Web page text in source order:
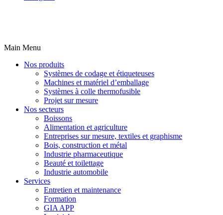
Main Menu
Nos produits
Systèmes de codage et étiqueteuses
Machines et matériel d’emballage
Systèmes à colle thermofusible
Projet sur mesure
Nos secteurs
Boissons
Alimentation et agriculture
Entreprises sur mesure, textiles et graphisme
Bois, construction et métal
Industrie pharmaceutique
Beauté et toilettage
Industrie automobile
Services
Entretien et maintenance
Formation
GIA APP